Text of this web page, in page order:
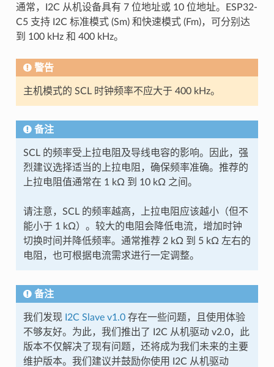
通常，I2C 从机设备具有 7 位地址或 10 位地址。ESP32-
C5 支持 I2C 标准模式 (Sm) 和快速模式 (Fm)，可分别达
到 100 kHz 和 400 kHz。
警告
主机模式的 SCL 时钟频率不应大于 400 kHz。
备注
SCL 的频率受上拉电阻及导线电容的影响。因此，强
烈建议选择适当的上拉电阻，确保频率准确。推荐的
上拉电阻值通常在 1 kΩ 到 10 kΩ 之间。
请注意，SCL 的频率越高，上拉电阻应该越小（但不
能小于 1 kΩ）。较大的电阻会降低电流，增加时钟
切换时间并降低频率。通常推荐 2 kΩ 到 5 kΩ 左右的
电阻，也可根据电流需求进行一定调整。
备注
我们发现 I2C Slave v1.0存在一些问题，且使用体验
不够友好。为此，我们推出了 I2C 从机驱动 v2.0，此
版本不仅解决了现有问题，还将成为我们未来的主要
维护版本。我们建议并鼓励你使用 I2C 从机驱动